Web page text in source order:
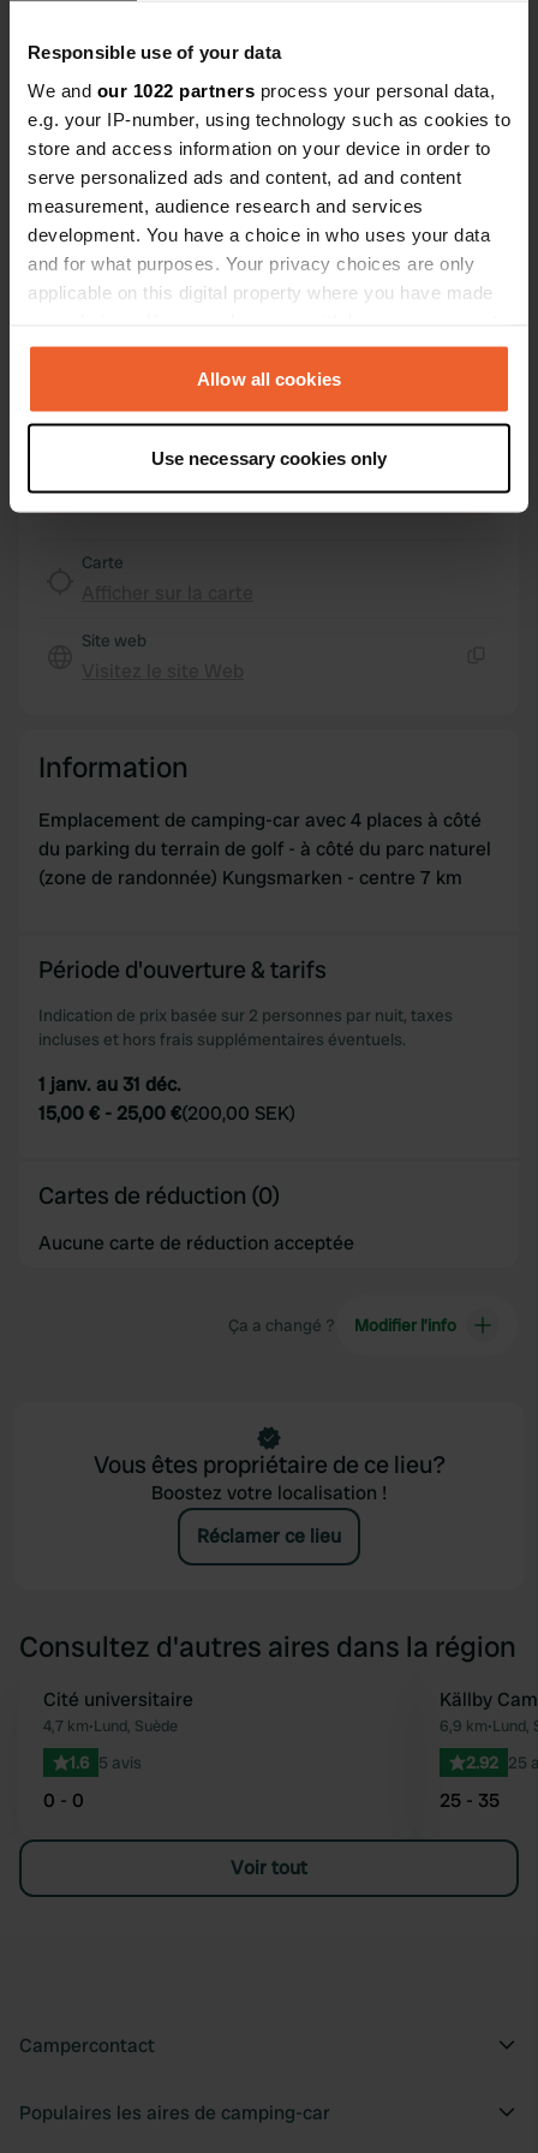
Responsible use of your data
We and our 1022 partners process your personal data,
e.g. your IP-number, using technology such as cookies to
store and access information on your device in order to
serve personalized ads and content, ad and content
measurement, audience research and services
development. You have a choice in who uses your data
and for what purposes. Your privacy choices are only
applicable on this digital property where you have made
any time from the Cookie Declaration or by clicking on
the Privacy trigger icon.
Collect information about your geographical location
which can be accurate to within several meters
specific characteristics (fingerprinting)
our social media, advertising and analytics partners who
provided to them or that they’ve collected from your use
of their services.
Allow all cookies
Use necessary cookies only
Contact
Emplacement
Utmarksvägen 91
225 92, Lund Municipality, Suède
Coordonnées
55° 42' 44" N 13° 16' 30" E
105162 Copie
PRO+
pour toutes les coordonnées
Carte
Site web
Information
Emplacement de camping-car avec 4 places à côté
du parking du terrain de golf - à côté du parc naturel
(zone de randonnée) Kungsmarken - centre 7 km
Période d'ouverture & tarifs
Indication de prix basée sur 2 personnes par nuit, taxes
incluses et hors frais supplémentaires éventuels.
1 janv. au 31 déc.
15,00 € - 25,00 €(200,00 SEK)
Cartes de réduction (0)
Aucune carte de réduction acceptée
Ça a changé ? Modifier l’info
Vous êtes propriétaire de ce lieu?
Boostez votre localisation !
Réclamer ce lieu
Consultez d'autres aires dans la région
Préféré
Cité universitaire
4,7 km•Lund, Suède
1.6 5 avis
0 - 0
Källby
6,9 km•Lund,
2.92 25
25 - 35
Voir tout
Campercontact
Populaires les aires de camping-car